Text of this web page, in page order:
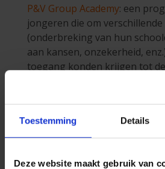
Toestemming Details
Deze website maakt gebruik van
P&V Group Academy: een
jongeren die om
(onderbreking van hun
aan kansen, onzekerheid,
toegang konden krijgen tot
"In een tijd waarin het
druk staat, kiezen we ervoor
dan ooit te engageren. De P&V
belichaamt onze coöperatieve
potentieel van mensen", aldus